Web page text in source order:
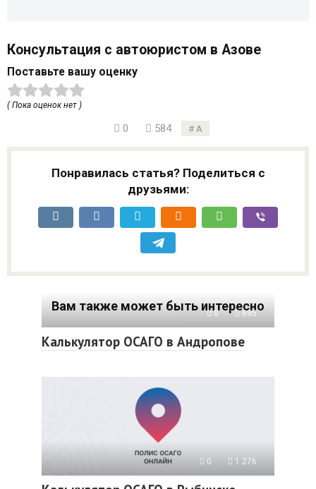
Консультация с автоюристом в Азове
Поставьте вашу оценку
( Пока оценок нет )
0 584 А
Понравилась статья? Поделиться с
друзьями:
Вам также может быть интересно
0 695
Калькулятор ОСАГО в Андропове
0 1 276